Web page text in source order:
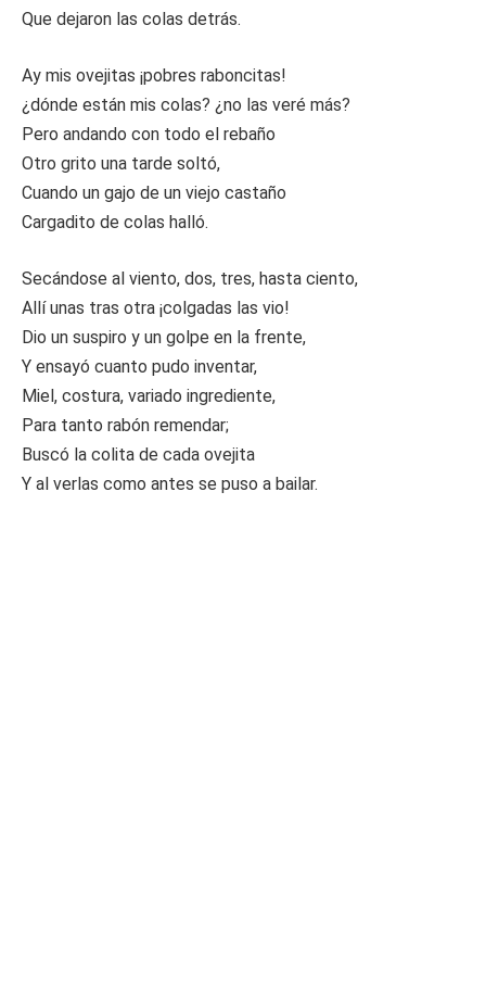
Que dejaron las colas detrás.
Ay mis ovejitas ¡pobres raboncitas!
¿dónde están mis colas? ¿no las veré más?
Pero andando con todo el rebaño
Otro grito una tarde soltó,
Cuando un gajo de un viejo castaño
Cargadito de colas halló.
Secándose al viento, dos, tres, hasta ciento,
Allí unas tras otra ¡colgadas las vio!
Dio un suspiro y un golpe en la frente,
Y ensayó cuanto pudo inventar,
Miel, costura, variado ingrediente,
Para tanto rabón remendar;
Buscó la colita de cada ovejita
Y al verlas como antes se puso a bailar.